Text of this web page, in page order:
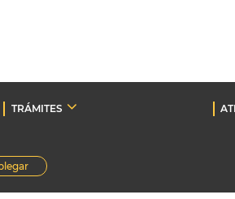
TRÁMITES